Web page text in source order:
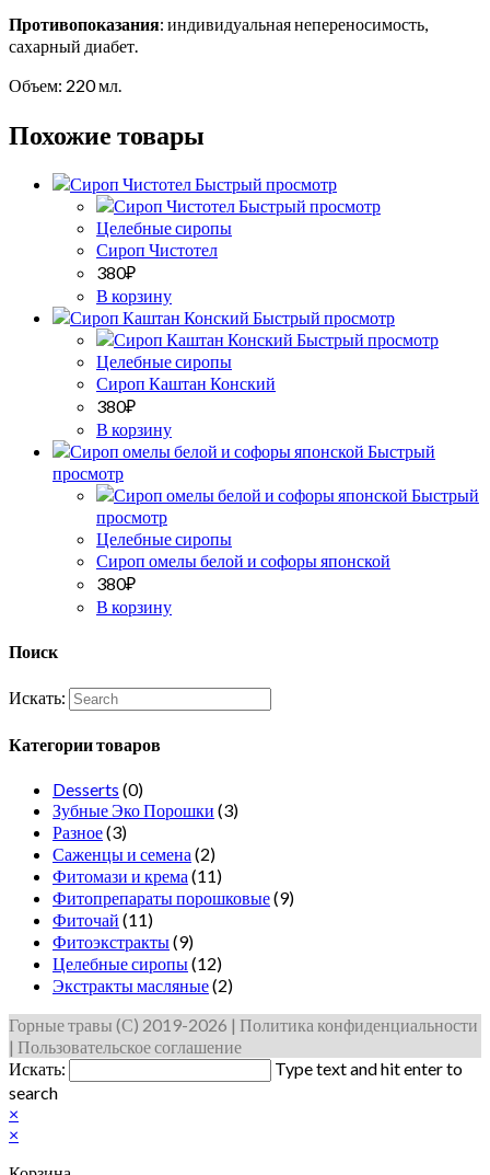
Противопоказания: индивидуальная непереносимость,
сахарный диабет.
Объем: 220 мл.
Похожие товары
Быстрый просмотр
Быстрый просмотр
Целебные сиропы
Сироп Чистотел
380₽
В корзину
Быстрый просмотр
Быстрый просмотр
Целебные сиропы
Сироп Каштан Конский
380₽
В корзину
Быстрый
просмотр
Быстрый
просмотр
Целебные сиропы
Сироп омелы белой и софоры японской
380₽
В корзину
Поиск
Искать:
Категории товаров
Desserts (0)
Зубные Эко Порошки (3)
Разное(3)
Саженцы и семена (2)
Фитомази и крема (11)
Фитопрепараты порошковые(9)
Фиточай (11)
Фитоэкстракты(9)
Целебные сиропы(12)
Экстракты масляные(2)
Горные травы (С) 2019-2026 | Политика конфиденциальности
| Пользовательское соглашение
Искать:
Type text and hit enter to
search
×
×